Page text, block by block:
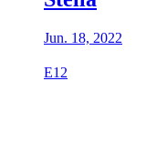
Jun. 18, 2022
E12